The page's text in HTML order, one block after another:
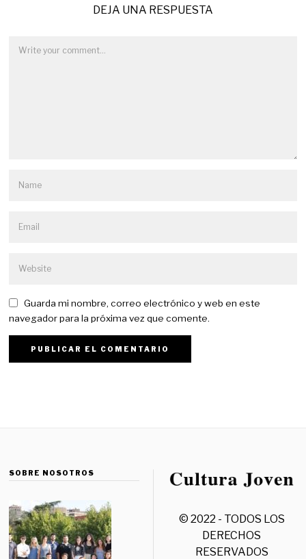
DEJA UNA RESPUESTA
Guarda mi nombre, correo electrónico y web en este
navegador para la próxima vez que comente.
SOBRE NOSOTROS
© 2022 - TODOS LOS
DERECHOS
RESERVADOS